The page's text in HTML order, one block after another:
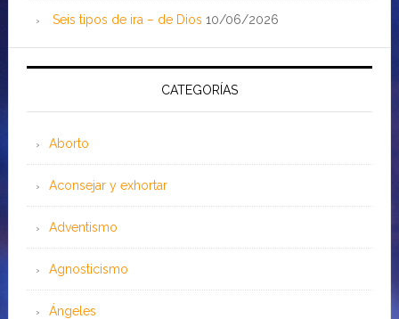
Seis tipos de ira – de Dios 10/06/2026
CATEGORÍAS
Aborto
Aconsejar y exhortar
Adventismo
Agnosticismo
Ángeles